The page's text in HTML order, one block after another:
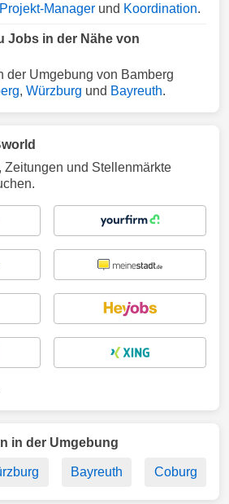
Projekt-Manager und Koordination.
Jobs in der Nähe von
der Umgebung von Bamberg
, Würzburg und Bayreuth.
Zeitungen und Stellenmärkte
in der Umgebung
Bayreuth Coburg